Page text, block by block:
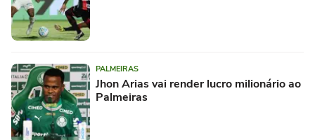
PALMEIRAS
Jhon Arias vai render lucro milionário ao
Palmeiras